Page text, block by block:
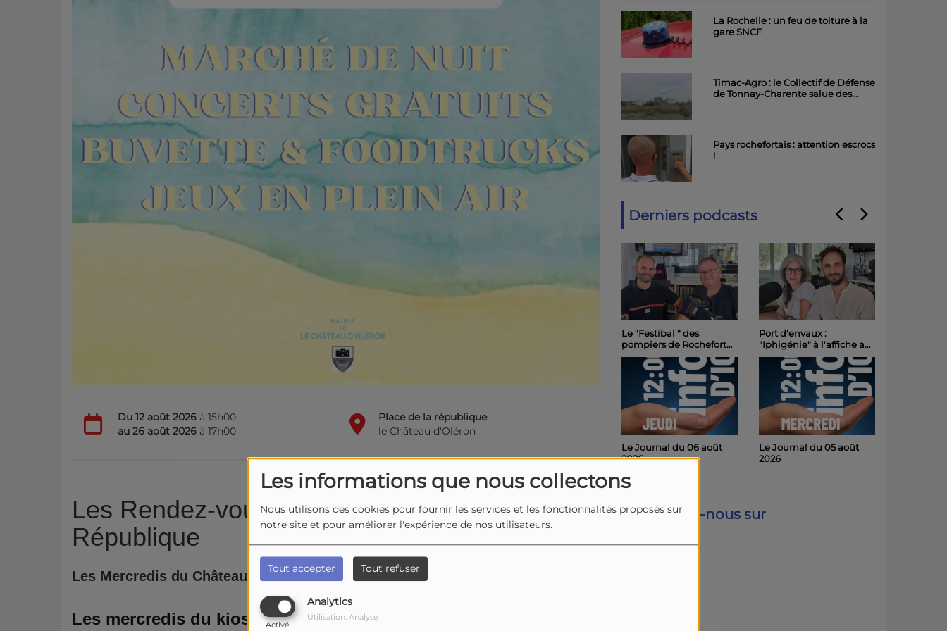
Les informations que nous collectons
Nous utilisons des cookies pour fournir les services et les fonctionnalités proposés sur
notre site et pour améliorer l'expérience de nos utilisateurs.
Tout accepter Tout refuser
Analytics
Activé
Utilisation: Analyse
Du 12 août 2026 à 15h00
au 26 août 2026 à 17h00
Place de la république
le Château d'Oléron
Les Rendez-vous sur la Place de la
République
Les Mercredis du Château
Les mercredis du kiosque
La Rochelle : un feu de toiture à la
gare SNCF
Timac-Agro : le Collectif de Défense
de Tonnay-Charente salue des
Pays rochefortais : attention escrocs
!
Derniers podcasts
2026
Port d'envaux :
"Iphigénie" à l'affiche au
Château de Panloy
samedi soir
Le Journal du 05 août
2026
Le Journal du 03 août
2026
Chronique 67 - Les
Châteaux de Charente
Retrouvez-nous sur